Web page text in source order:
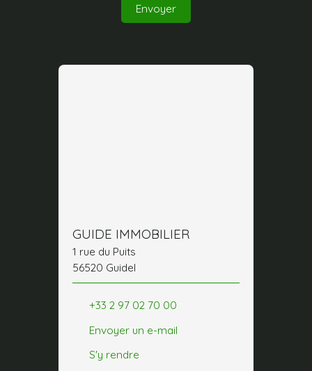
Envoyer
GUIDE IMMOBILIER
1 rue du Puits
56520 Guidel
+33 2 97 02 70 00
Envoyer un e-mail
S'y rendre